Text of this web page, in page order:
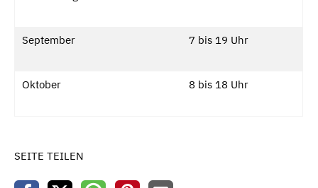
September 7 bis 19 Uhr
Oktober 8 bis 18 Uhr
SEITE TEILEN